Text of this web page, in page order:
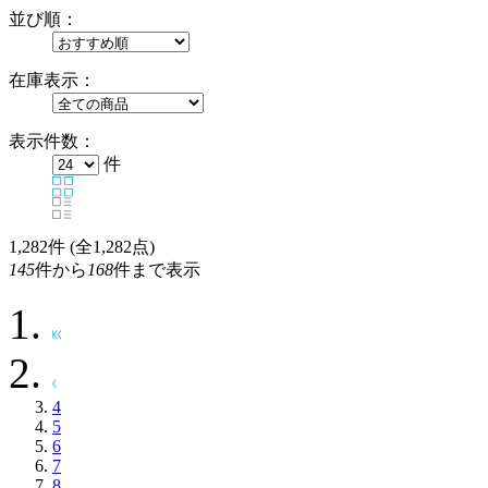
並び順：
在庫表示：
表示件数：
件
1,282件 (全1,282点)
145件から 168件まで表示
4
5
6
7